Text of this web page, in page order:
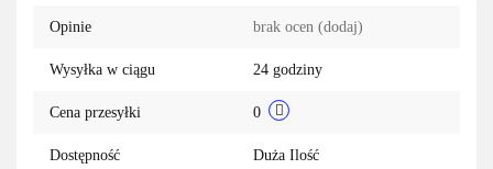
Opinie brak ocen (dodaj)
Wysyłka w ciągu 24 godziny
Cena przesyłki 0
Dostępność Duża Ilość